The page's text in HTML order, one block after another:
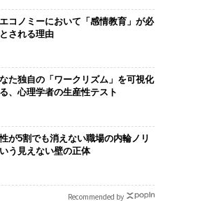
コノミーにおいて「感情教育」が必
される理由
た独自の「ワークリズム」を可視化
、心理学者の生産性テスト
が5割でも消えない職場の内輪ノリ
う見えない壁の正体
Recommended by